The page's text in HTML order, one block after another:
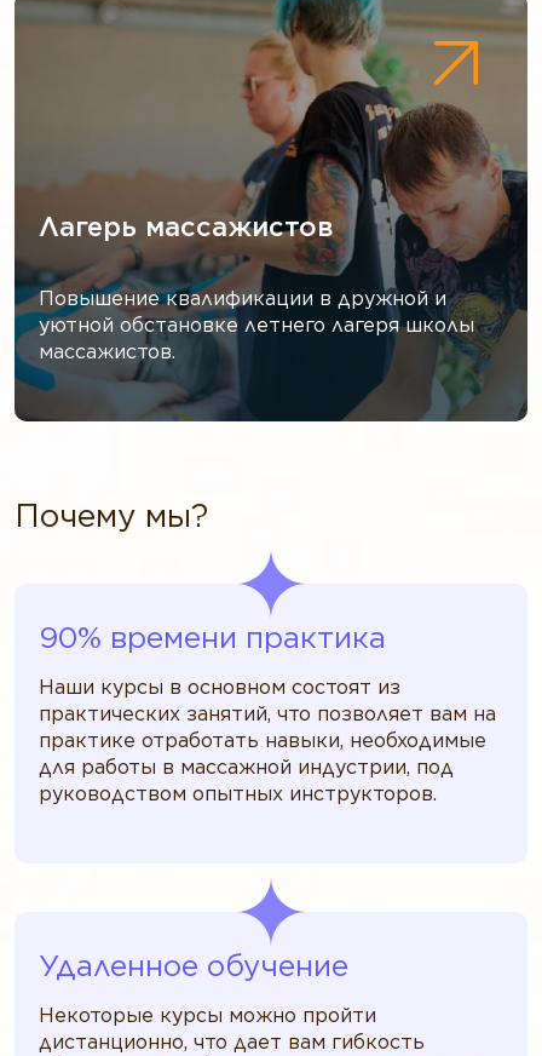
Лагерь массажистов
Повышение квалификации в дружной и
уютной обстановке летнего лагеря школы
массажистов.
Почему мы?
90% времени практика
Наши курсы в основном состоят из
практических занятий, что позволяет вам на
практике отработать навыки, необходимые
для работы в массажной индустрии, под
руководством опытных инструкторов.
Удаленное обучение
Некоторые курсы можно пройти
дистанционно, что дает вам гибкость